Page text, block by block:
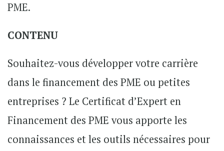
PME.
CONTENU
Souhaitez-vous développer votre carrière
dans le financement des PME ou petites
entreprises ? Le Certificat d’Expert en
Financement des PME vous apporte les
connaissances et les outils nécessaires pour